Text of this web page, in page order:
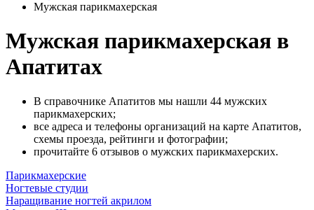
Мужская парикмахерская
Мужская парикмахерская в
Апатитах
В справочнике Апатитов мы нашли 44 мужских
парикмахерских;
все адреса и телефоны организаций на карте Апатитов,
схемы проезда, рейтинги и фотографии;
прочитайте 6 отзывов о мужских парикмахерских.
Парикмахерские
Ногтевые студии
Наращивание ногтей акрилом